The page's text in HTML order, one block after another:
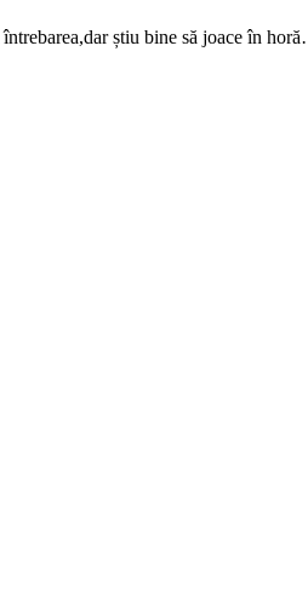
știu bine să joace în